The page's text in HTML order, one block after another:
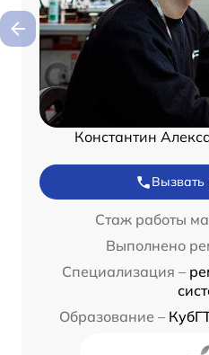
Константин
Вызвать
Стаж работы
Выполнено
Специализация –
Образование –